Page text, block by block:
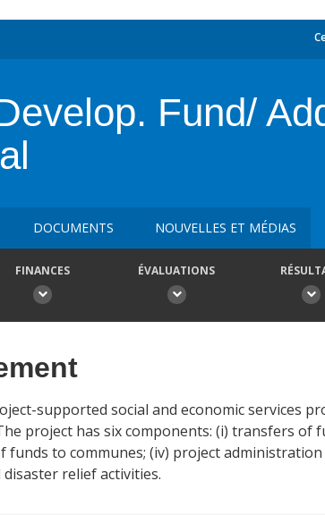
Fund/
DOCUMENTS NOUVELLES ET MÉDIAS
FINANCES ÉVALUATIONS
supported social and economic services
project has six components: (i) transfers of
to communes; (iv) project
disaster relief activities.